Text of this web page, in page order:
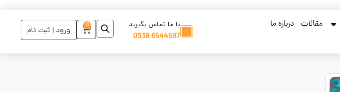
مقالات درباره ما ورود | ثبت نام 0 با ما تماس بگیرید
6544597 0938